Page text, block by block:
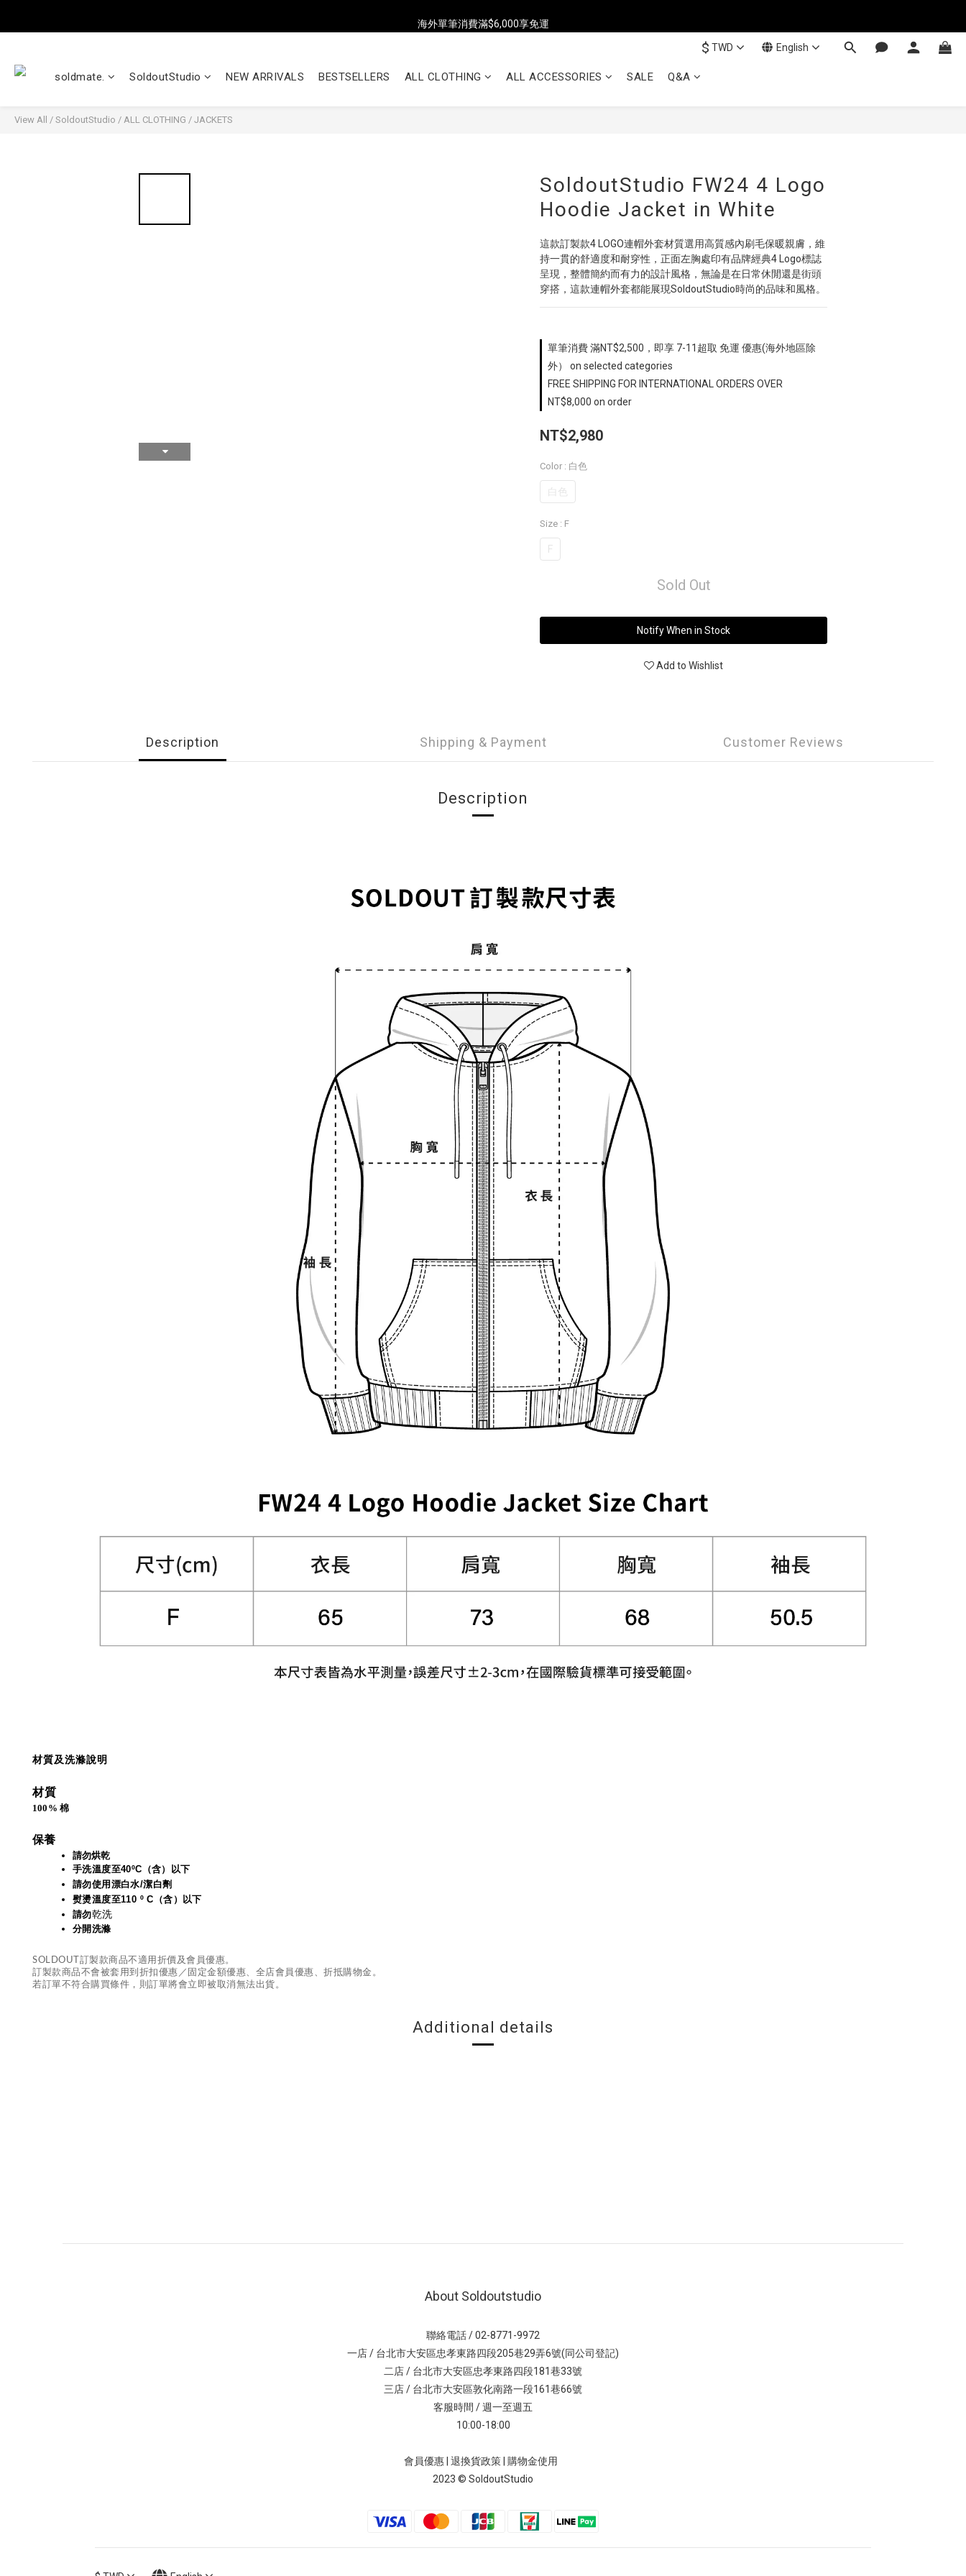
海外單筆消費滿$6,000享免運
海外單筆消費滿$6,000享免運
海外單筆消費滿$6,000享免運
$ TWD English
soldmate. SoldoutStudio NEW ARRIVALS BESTSELLERS ALL CLOTHING ALL ACCESSORIES SALE Q&A
View All / SoldoutStudio / ALL CLOTHING / JACKETS
SoldoutStudio FW24 4 Logo
Hoodie Jacket in White
這款訂製款4 LOGO連帽外套材質選用高質感內刷毛保暖親膚，維
持一貫的舒適度和耐穿性，正面左胸處印有品牌經典4 Logo標誌
呈現，整體簡約而有力的設計風格，無論是在日常休閒還是街頭
穿搭，這款連帽外套都能展現SoldoutStudio時尚的品味和風格。
單筆消費 滿NT$2,500，即享 7-11超取 免運 優惠(海外地區除
外） on selected categories
FREE SHIPPING FOR INTERNATIONAL ORDERS OVER
NT$8,000 on order
NT$2,980
Color : 白色
白色
Size : F
F
Sold Out
Notify When in Stock
Add to Wishlist
Description Shipping & Payment Customer Reviews
Description
材質及洗滌說明
材質
100% 棉
保養
請勿烘乾
手洗溫度至40ºC（含）以下
請勿使用漂白水/潔白劑
熨燙溫度至110 º C（含）以下
請勿乾洗
分開洗滌
SOLDOUT訂製款商品不適用折價及會員優惠。
訂製款商品不會被套用到折扣優惠／固定金額優惠、全店會員優惠、折抵購物金。
若訂單不符合購買條件，則訂單將會立即被取消無法出貨。
Additional details
About Soldoutstudio
聯絡電話 / 02-8771-9972
一店 / 台北市大安區忠孝東路四段205巷29弄6號(同公司登記)
二店 / 台北市大安區忠孝東路四段181巷33號
三店 / 台北市大安區敦化南路一段161巷66號
客服時間 / 週一至週五
10:00-18:00
會員優惠 退換貨政策
購物金使用
2023 © SoldoutStudio